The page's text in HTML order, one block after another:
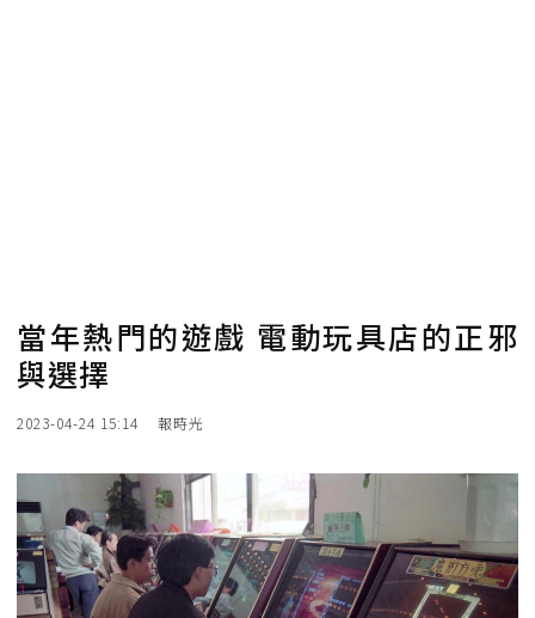
當年熱門的遊戲 電動玩具店的正邪
與選擇
2023-04-24 15:14 報時光